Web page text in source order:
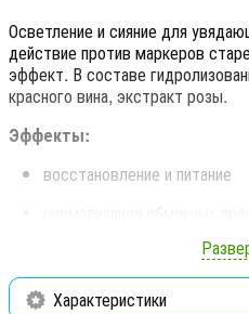
Осветление и сияние для
действие против маркеров
эффект. В составе
красного вина, экстракт розы.
Эффекты:
восстановление и питание
уплотнение кожи
Характеристики